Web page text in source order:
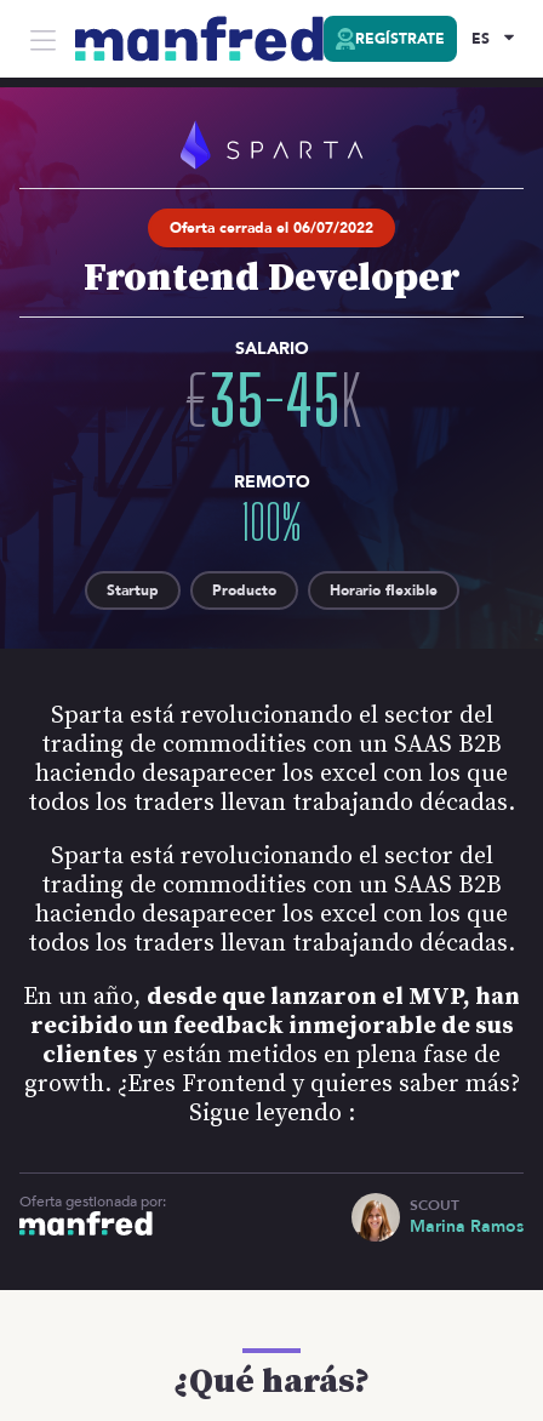
REGÍSTRATE ES
Oferta cerrada el 06/07/2022
Frontend Developer
SALARIO
€35-45K
REMOTO
100%
Startup Producto Horario flexible
Sparta está revolucionando el sector del
trading de commodities con un SAAS B2B
haciendo desaparecer los excel con los que
todos los traders llevan trabajando décadas.
Sparta está revolucionando el sector del
trading de commodities con un SAAS B2B
haciendo desaparecer los excel con los que
todos los traders llevan trabajando décadas.
En un año, desde que lanzaron el MVP, han
recibido un feedback inmejorable de sus
clientes y están metidos en plena fase de
growth. ¿Eres Frontend y quieres saber más?
Sigue leyendo :
Oferta gestionada por: SCOUT
Marina Ramos
¿Qué harás?